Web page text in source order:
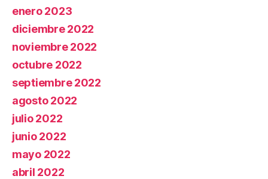
enero 2023
diciembre 2022
noviembre 2022
octubre 2022
septiembre 2022
agosto 2022
julio 2022
junio 2022
mayo 2022
abril 2022